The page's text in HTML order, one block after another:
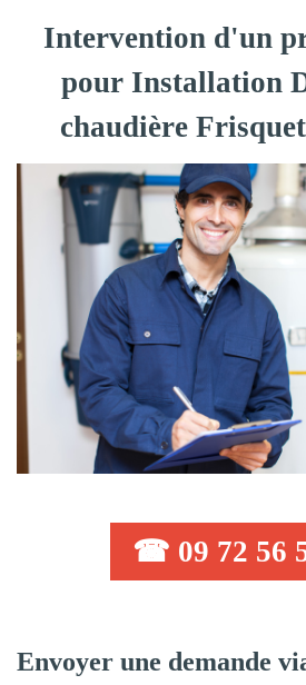
Intervention d'un
pour Installation
chaudière
☎ 09 72 56
Envoyer une demande